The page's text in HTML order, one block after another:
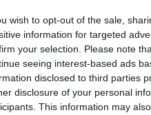
wish to opt-out of the sale,
information for targeted
your selection. Please note
seeing interest-based ads
disclosed to third parties
disclosure of your personal
This information may
tra visitatori e comunità.
di accoglienza e di
del turismo culturale”.